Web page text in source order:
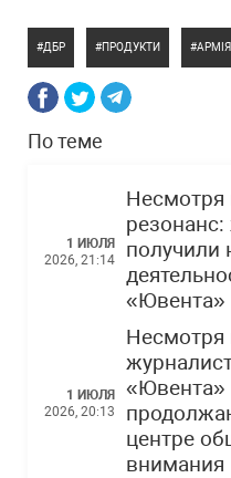
ДБР ПРОДУКТИ АРМІЯ
По теме
1 ИЮЛЯ
2026, 21:14
Несмотря
получили
«Ювента»
1 ИЮЛЯ
2026, 20:13
Несмотря
«Ювента»
центре
внимания